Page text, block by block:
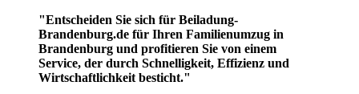
"Entscheiden Sie sich für Beiladung-
Brandenburg.de für Ihren Familienumzug in
Brandenburg und profitieren Sie von einem
Service, der durch Schnelligkeit, Effizienz und
Wirtschaftlichkeit besticht."